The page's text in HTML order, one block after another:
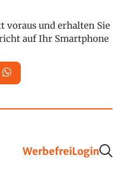
voraus und erhalten Sie
auf Ihr Smartphone
WerbefreiLogin